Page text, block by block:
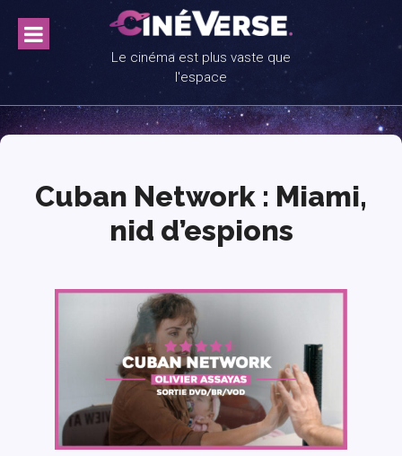
content
Le cinéma est plus vaste que
l'espace
Cuban Network : Miami,
nid d’espions